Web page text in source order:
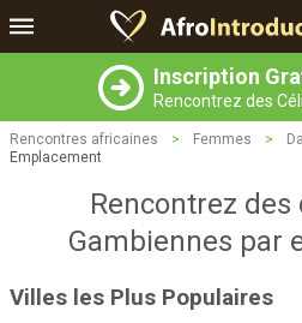
Inscription
Rencontrez des
Rencontres africaines > Femmes >
Emplacement
Rencontrez
Gambiennes par
Villes les Plus Populaires